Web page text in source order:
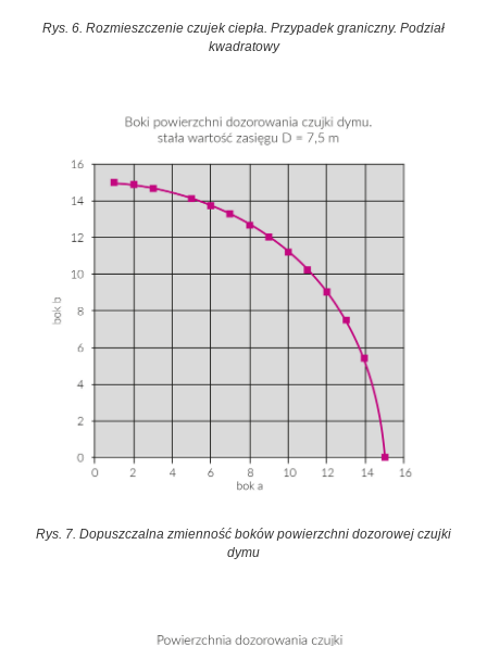
Rys. 6. Rozmieszczenie czujek ciepła. Przypadek graniczny. Podział
kwadratowy
Rys. 7. Dopuszczalna zmienność boków powierzchni dozorowej czujki
dymu